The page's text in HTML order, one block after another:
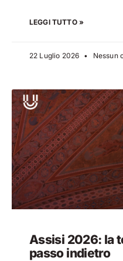
LEGGI TUTTO »
22 Luglio 2026 Nessun
Assisi 2026: la
passo indietro